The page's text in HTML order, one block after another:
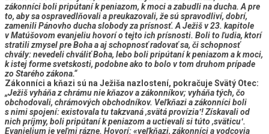
zákonníci boli pripútaní k peniazom, k moci a zabudli na ducha. A pre
to, aby sa ospravedlňovali a preukazovali, že sú spravodliví, dobrí,
zamenili Pánovho ducha slobody za prísnosť. A Ježiš v 23. kapitole
v Matúšovom evanjeliu hovorí o tejto ich prísnosti. Boli to ľudia, ktorí
stratili zmysel pre Boha a aj schopnosť radovať sa, či schopnosť
chvály:nevedeli chváliť Boha, lebo boli pripútaní k peniazom a k moci,
k istej forme svetskosti, podobne ako to bolo v tom druhom prípade
zo Starého zákona.“
Zákonníci a kňazi sú na Ježiša nazlostení, pokračuje Svätý Otec:
„Ježiš vyháňa z chrámu nie kňazov a zákonníkov; vyháňa tých, čo
obchodovali, chrámových obchodníkov. Veľkňazi a zákonníci boli
s nimi spojení: existovala tu takzvaná ‚svätá provízia‛! Získavali od
nich príjmy, boli pripútaní k peniazom a uctievali si túto ‚sväticu‛.
Evanjelium je veľmi rázne. Hovorí: «veľkňazi, zákonníci a vodcovia